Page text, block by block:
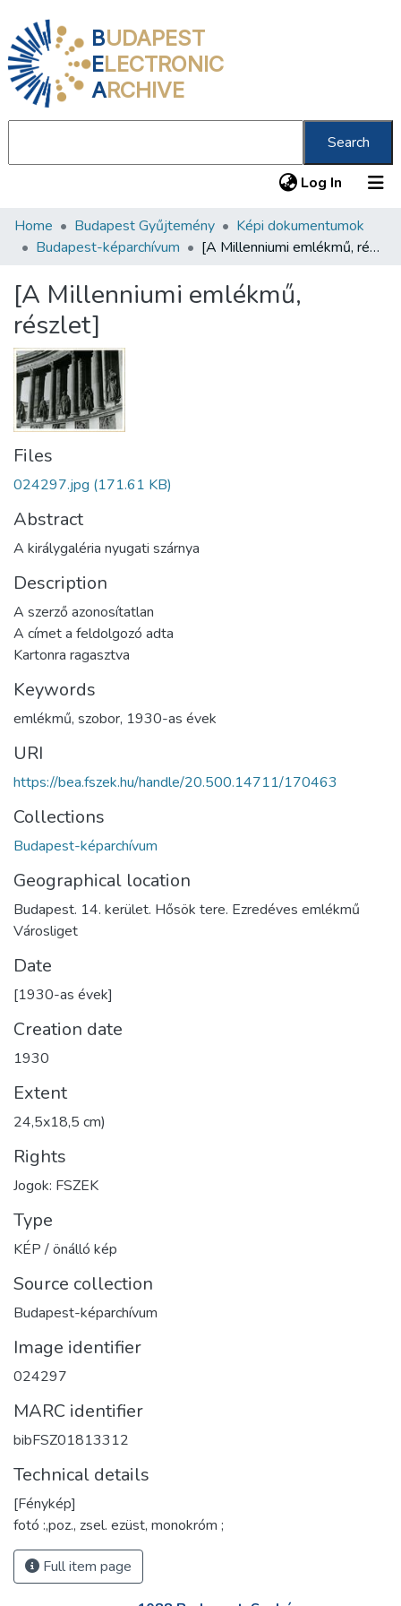
BUDAPEST
ELECTRONIC
ARCHIVE
Search
Log In (current)
Communities & Collections
Statistics
About us
Home Budapest Gyűjtemény
Képi dokumentumok
Budapest-képarchívum
[A Millenniumi emlékmű, részlet]
[A Millenniumi emlékmű,
részlet]
Files
024297.jpg (171.61 KB)
Abstract
A királygaléria nyugati szárnya
Description
A szerző azonosítatlan
A címet a feldolgozó adta
Kartonra ragasztva
Keywords
emlékmű, szobor, 1930-as évek
URI
https://bea.fszek.hu/handle/20.500.14711/170463
Collections
Budapest-képarchívum
Geographical location
Budapest. 14. kerület. Hősök tere. Ezredéves emlékmű
Városliget
Date
[1930-as évek]
Creation date
1930
Extent
24,5x18,5 cm)
Rights
Jogok: FSZEK
Type
KÉP / önálló kép
Source collection
Budapest-képarchívum
Image identifier
024297
MARC identifier
bibFSZ01813312
Technical details
[Fénykép]
fotó :,poz., zsel. ezüst, monokróm ;
Full item page